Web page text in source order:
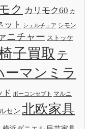
ク カリモク60 カ
ット シェルチェア シモン
ニチャー ストッケ
子買取 テ
ーマンミラ
ド ボーコンセプト マルニ
セン 北欧家具